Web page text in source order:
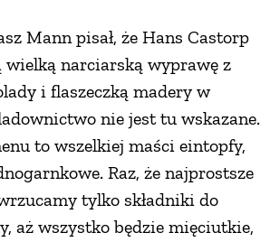
Mann pisał, że Hans Castorp
wielką narciarską wyprawę z
i flaszeczką madery w
nie jest tu wskazane.
to wszelkiej maści eintopfy,
Raz, że najprostsze
tylko składniki do
aż wszystko będzie mięciutkie,
DANIA GŁÓWNE
I DESERY
DODATKI
PRZETWORY